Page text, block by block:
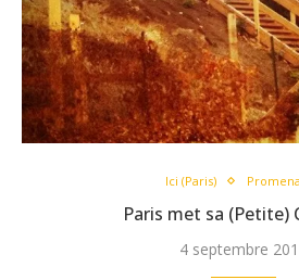
Ici (Paris)
Paris met sa (Petite)
4 septembre